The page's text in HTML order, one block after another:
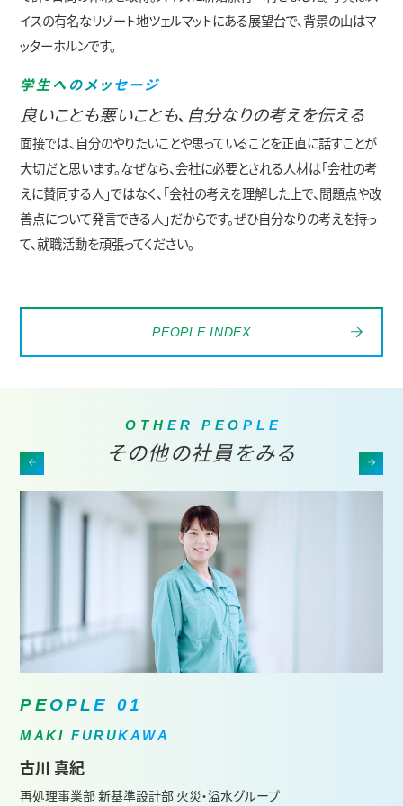
イスの有名なリゾート地ツェルマットにある展望台で、背景の山はマ
ッターホルンです。
学生へ のメ ッ セ ー ジ
良いことも悪いことも、自分なりの考えを伝える
面接では、自分のやりたいことや思っていることを正直に話すことが
大切だと思います。なぜなら、会社に必要とされる人材は「会社の考
えに賛同する人」ではなく、「会社の考えを理解した上で、問題点や改
善点について発言できる人」だからです。ぜひ自分なりの考えを持っ
て、就職活動を頑張ってください。
PEOPLE INDEX
O T H E R P E O P L E
その他の社員をみる
P E O PLE 0 1
MAKI F UR UK A W A
古川 真紀
再処理事業部 新基準設計部 火災・溢水グループ